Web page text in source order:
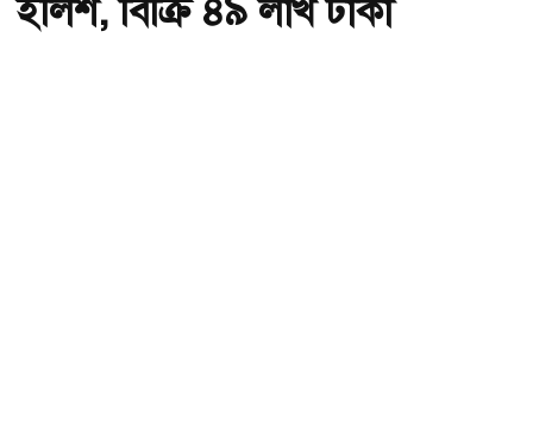
ইলিশ, বিক্রি ৪৯ লাখ টাকা